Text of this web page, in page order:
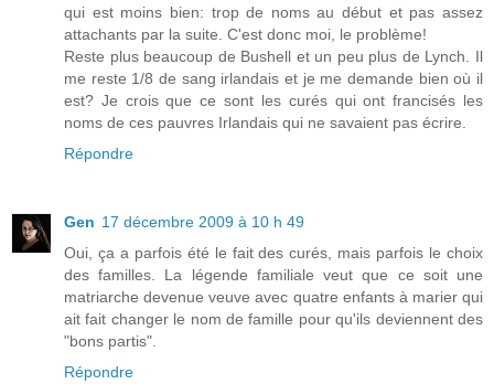
qui est moins bien: trop de noms au début et pas assez
attachants par la suite. C'est donc moi, le problème!
Reste plus beaucoup de Bushell et un peu plus de Lynch. Il
me reste 1/8 de sang irlandais et je me demande bien où il
est? Je crois que ce sont les curés qui ont francisés les
noms de ces pauvres Irlandais qui ne savaient pas écrire.
Répondre
Gen 17 décembre 2009 à 10 h 49
Oui, ça a parfois été le fait des curés, mais parfois le choix
des familles. La légende familiale veut que ce soit une
matriarche devenue veuve avec quatre enfants à marier qui
ait fait changer le nom de famille pour qu'ils deviennent des
"bons partis".
Répondre